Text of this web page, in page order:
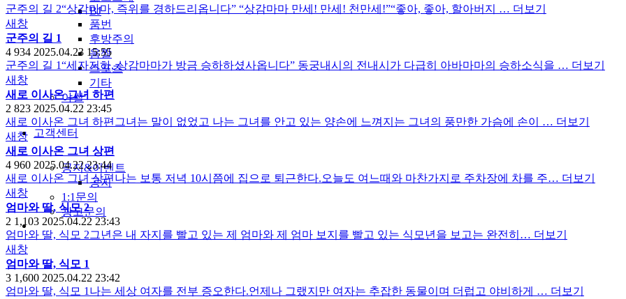
BJ
품번
후방주의
움짤
스포츠
기타
야썰
고객센터
공지&이벤트
공지
1:1문의
광고문의
군주의 길 2“상감마마, 즉위를 경하드리옵니다” “상감마마 만세! 만세! 천만세!”“좋아, 좋아, 할아버지 … 더보기
새창
군주의 길 1
4 934 2025.04.23 15:55
군주의 길 1“세자저하, 상감마마가 방금 승하하셨사옵니다” 동궁내시의 전내시가 다급히 아바마마의 승하소식을 … 더보기
새창
새로 이사온 그녀 하편
2 823 2025.04.22 23:45
새로 이사온 그녀 하편그녀는 말이 없었고 나는 그녀를 안고 있는 양손에 느껴지는 그녀의 풍만한 가슴에 손이 … 더보기
새창
새로 이사온 그녀 상편
4 960 2025.04.22 23:44
새로 이사온 그녀 상편나는 보통 저녁 10시쯤에 집으로 퇴근한다.오늘도 여느때와 마찬가지로 주차장에 차를 주… 더보기
새창
엄마와 딸, 식모 2
2 1,103 2025.04.22 23:43
엄마와 딸, 식모 2그년은 내 자지를 빨고 있는 제 엄마와 제 엄마 보지를 빨고 있는 식모년을 보고는 완전히… 더보기
새창
엄마와 딸, 식모 1
3 1,600 2025.04.22 23:42
엄마와 딸, 식모 1나는 세상 여자를 전부 증오한다.언제나 그랬지만 여자는 추잡한 동물이며 더럽고 야비하게 … 더보기